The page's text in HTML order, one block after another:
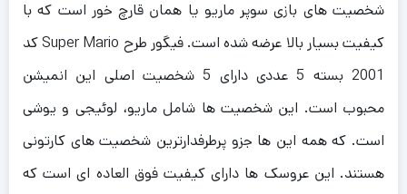
شخصیت های بازی سوپر ماریو یا همان قارچ خور است که با
کیفیت بسیار بالا عرضه شده است. فیگور طرح Super Mario کد
2001 بسته 5 عددی دارای 5 شخصیت اصلی این انمیشن
محبوب است. این شخصیت ها شامل ماریو، لوئیجی و یوشی
است. که همه این ها جزو پرطرفدارترین شخصیت های کارتونی
هستند. این عروسک ها دارای کیفیت فوق العاده ای است که